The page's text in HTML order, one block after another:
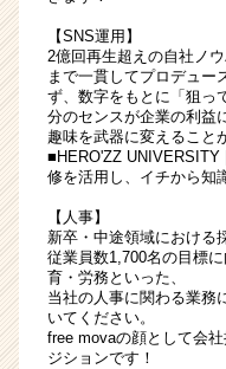
【SNS運用】
2億回再生超えの自社ノ
まで一貫してプロデュー
ず、数字をもとに「狙っ
分のセンスが企業の利益
趣味を武器に変えること
■HERO'ZZ
修を活用し、イチから知
【人事】
新卒・中途領域における
従業員数1,700名の目標
育・労務といった、
当社の人事に関わる業務
いてください。
free movaの顔として会
ジションです！